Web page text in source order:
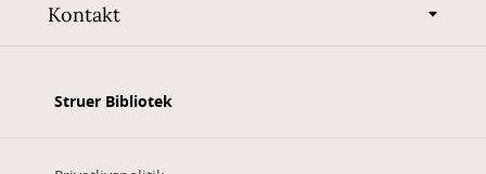
Kontakt
Struer Bibliotek